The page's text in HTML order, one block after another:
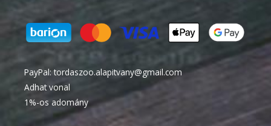
PayPal:tordaszoo.alapitvany@gmail.com
Adhat vonal
1%-os adomány